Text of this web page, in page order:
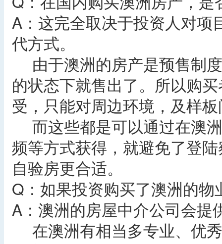
A：这完全取决于投资人对项
代方式。
由于澳洲的房产是预售制
的状态下就售出了。所以购
受，只能对周边环境，及样
而这些都是可以通过在澳
频等方式获得，就避免了登
自验房更合适。
Q：如果投资购买了澳洲的
A：澳洲的房屋中介公司会提
在澳洲有相当多专业、优